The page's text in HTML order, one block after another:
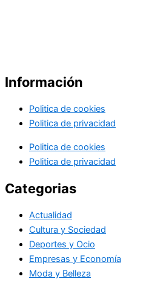
Información
Politica de cookies
Politica de privacidad
Politica de cookies
Politica de privacidad
Categorias
Actualidad
Cultura y Sociedad
Deportes y Ocio
Empresas y Economía
Moda y Belleza